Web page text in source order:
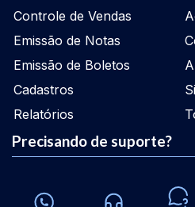
Controle de Vendas
Emissão de Notas
Emissão de Boletos
Cadastros
Relatórios
Precisando de suporte?